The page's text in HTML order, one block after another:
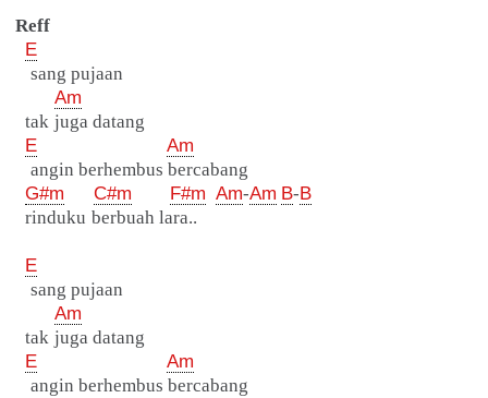
Reff
E
sang pujaan
Am
tak juga datang
E
Am
angin berhembus bercabang
G#m
C#m F#m Am-Am B-B
rinduku berbuah lara..
E
sang pujaan
Am
tak juga datang
E
Am
angin berhembus bercabang